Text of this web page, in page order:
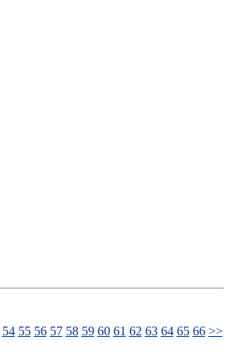
54 55 56 57 58 59 60 61 62 63 64 65 66 >>